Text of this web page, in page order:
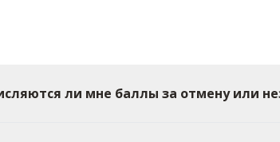
ли мне баллы за отмену или